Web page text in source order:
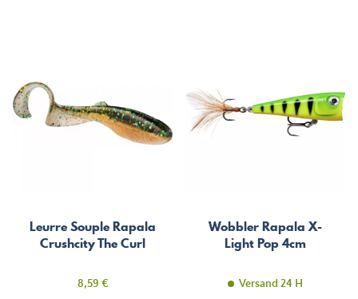
Leurre Souple Rapala
Crushcity The Curl
Preis
8,59 €
Wobbler Rapala X-
Light Pop 4cm
Versand 24 H